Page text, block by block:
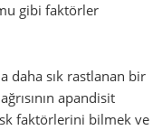
gibi faktörler
daha sık rastlanan bir
apandisit
faktörlerini bilmek ve